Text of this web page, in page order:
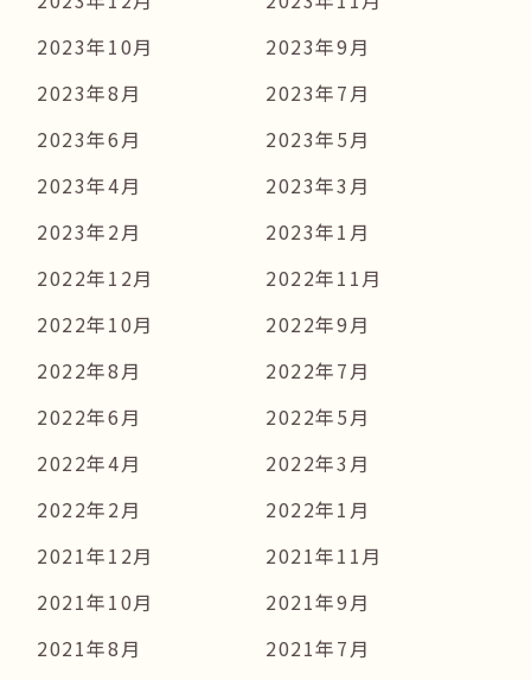
2023年10月
2023年9月
2023年8月
2023年7月
2023年6月
2023年5月
2023年4月
2023年3月
2023年2月
2023年1月
2022年12月
2022年11月
2022年10月
2022年9月
2022年8月
2022年7月
2022年6月
2022年5月
2022年4月
2022年3月
2022年2月
2022年1月
2021年12月
2021年11月
2021年10月
2021年9月
2021年8月
2021年7月